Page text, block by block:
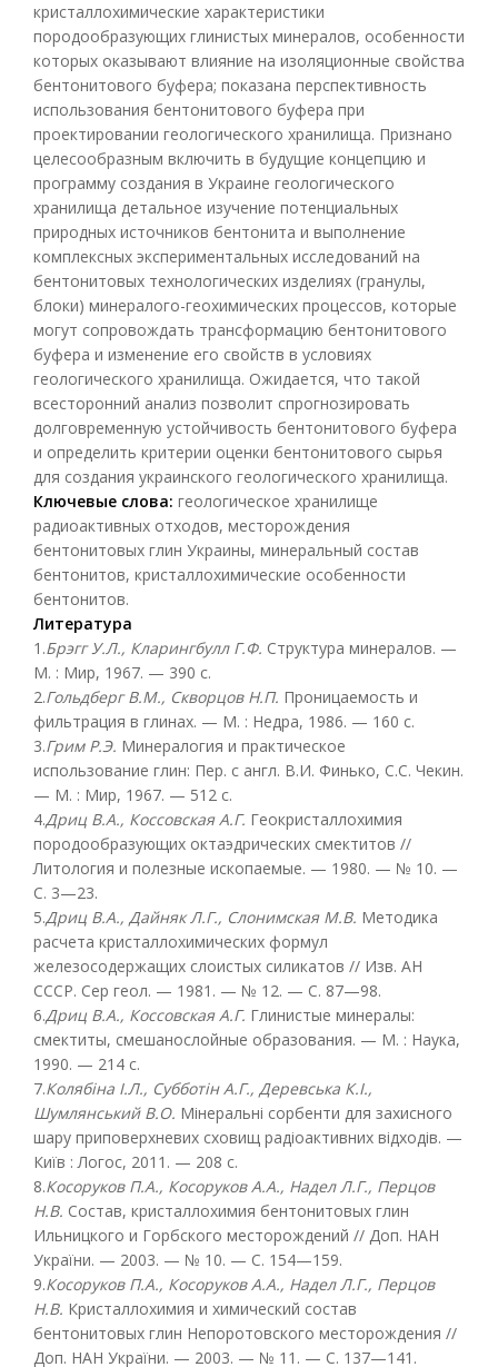
кристаллохимические характеристики
породообразующих глинистых минералов, особенности
которых оказывают влияние на изоляционные свойства
бентонитового буфера; показана перспективность
использования бентонитового буфера при
проектировании геологического хранилища. Признано
целесообразным включить в будущие концепцию и
программу создания в Украине геологического
хранилища детальное изучение потенциальных
природных источников бентонита и выполнение
комплексных экспериментальных исследований на
бентонитовых технологических изделиях (гранулы,
блоки) минералого-геохимических процессов, которые
могут сопровождать трансформацию бентонитового
буфера и изменение его свойств в условиях
геологического хранилища. Ожидается, что такой
всесторонний анализ позволит спрогнозировать
долговременную устойчивость бентонитового буфера
и определить критерии оценки бентонитового сырья
для создания украинского геологического хранилища.
Ключевые слова: геологическое хранилище
радиоактивных отходов, месторождения
бентонитовых глин Украины, минеральный состав
бентонитов, кристаллохимические особенности
бентонитов.
Литература
1.Брэгг У.Л., Кларингбулл Г.Ф. Структура минералов. —
М. : Мир, 1967. — 390 с.
2.Гольдберг В.М., Скворцов Н.П. Проницаемость и
фильтрация в глинах. — М. : Недра, 1986. — 160 с.
3.Грим Р.Э. Минералогия и практическое
использование глин: Пер. с англ. В.И. Финько, С.С. Чекин.
— М. : Мир, 1967. — 512 с.
4.Дриц В.А., Коссовская А.Г. Геокристаллохимия
породообразующих октаэдрических смектитов //
Литология и полезные ископаемые. — 1980. — № 10. —
С. 3—23.
5.Дриц B.A., Дайняк Л.Г., Слонимская M.B. Методика
расчета кристаллохимических формул
железосодержащих слоистых силикатов // Изв. АН
СССР. Сер геол. — 1981. — № 12. — С. 87—98.
6.Дриц В.А., Коссовская А.Г. Глинистые минералы:
смектиты, смешанослойные образования. — М. : Наука,
1990. — 214 с.
7.Колябіна І.Л., Субботін А.Г., Деревська К.І.,
Шумлянський В.О. Мінеральні сорбенти для захисного
шару приповерхневих сховищ радіоактивних відходів. —
Київ : Логос, 2011. — 208 с.
8.Косоруков П.А., Косоруков А.А., Надел Л.Г., Перцов
Н.В. Состав, кристаллохимия бентонитовых глин
Ильницкого и Горбского месторождений // Доп. НАН
України. — 2003. — № 10. — С. 154—159.
9.Косоруков П.А., Косоруков A.A., Надел Л.Г., Перцов
Н.В. Кристаллохимия и химический состав
бентонитовых глин Непоротовского месторождения //
Доп. НАН України. — 2003. — № 11. — С. 137—141.